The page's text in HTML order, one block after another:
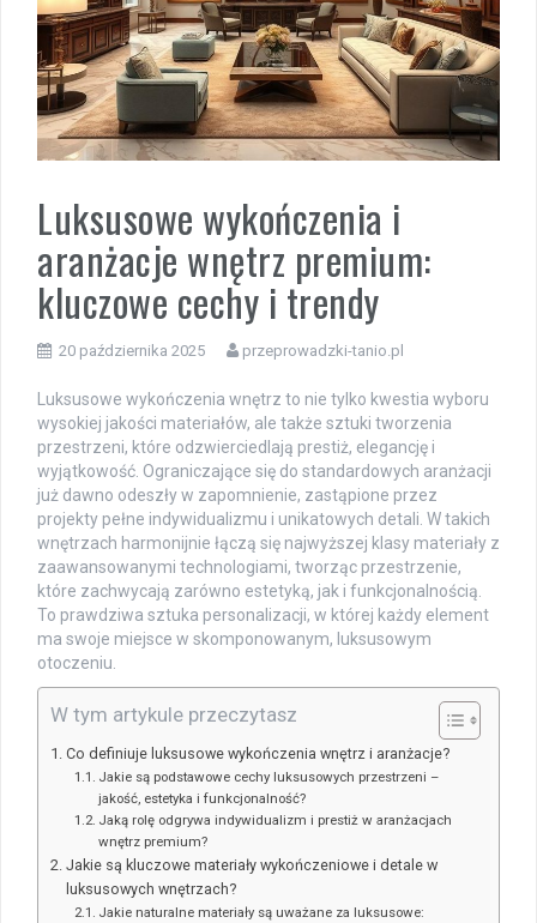
Luksusowe wykończenia i
aranżacje wnętrz premium:
kluczowe cechy i trendy
20 października 2025 przeprowadzki-tanio.pl
Luksusowe wykończenia wnętrz to nie tylko kwestia wyboru
wysokiej jakości materiałów, ale także sztuki tworzenia
przestrzeni, które odzwierciedlają prestiż, elegancję i
wyjątkowość. Ograniczające się do standardowych aranżacji
już dawno odeszły w zapomnienie, zastąpione przez
projekty pełne indywidualizmu i unikatowych detali. W takich
wnętrzach harmonijnie łączą się najwyższej klasy materiały z
zaawansowanymi technologiami, tworząc przestrzenie,
które zachwycają zarówno estetyką, jak i funkcjonalnością.
To prawdziwa sztuka personalizacji, w której każdy element
ma swoje miejsce w skomponowanym, luksusowym
otoczeniu.
W tym artykule przeczytasz
Co definiuje luksusowe wykończenia wnętrz i aranżacje?
Jakie są podstawowe cechy luksusowych przestrzeni –
jakość, estetyka i funkcjonalność?
Jaką rolę odgrywa indywidualizm i prestiż w aranżacjach
wnętrz premium?
Jakie są kluczowe materiały wykończeniowe i detale w
luksusowych wnętrzach?
Jakie naturalne materiały są uważane za luksusowe: